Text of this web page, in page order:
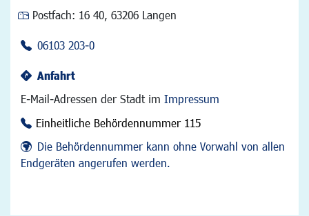
Postfach: 16 40, 63206 Langen
06103 203-0
Anfahrt
E-Mail-Adressen der Stadt im Impressum
Einheitliche Behördennummer 115
Die Behördennummer kann ohne Vorwahl von allen
Endgeräten angerufen werden.